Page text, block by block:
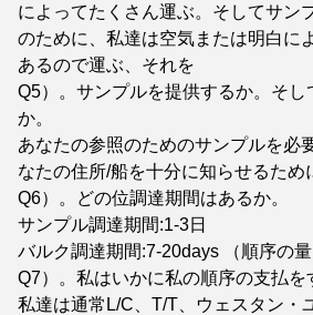
によってたくさん運ぶ。そしてサン
のために、私達は空気または明白に
あるので運ぶ、それを
Q5）。サンプルを提供するか。そし
か。
あなたの参照のためのサンプルを必
なたの住所/船を十分に知らせるため
Q6）。どの位調達期間はあるか。
サンプル調達期間:1-3日
バルク調達期間:7-20days （順序の量
Q7）。私はいかに私の順序の支払を
私達は通常L/C、T/T、ウェスタン・